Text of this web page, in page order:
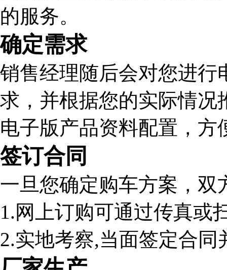
的服务。
确定需求
销售经理随后会对您进行
求，并根据您的实际情况
电子版产品资料配置，方
签订合同
一旦您确定购车方案，双
1.网上订购可通过传真或
2.实地考察,当面签定合同